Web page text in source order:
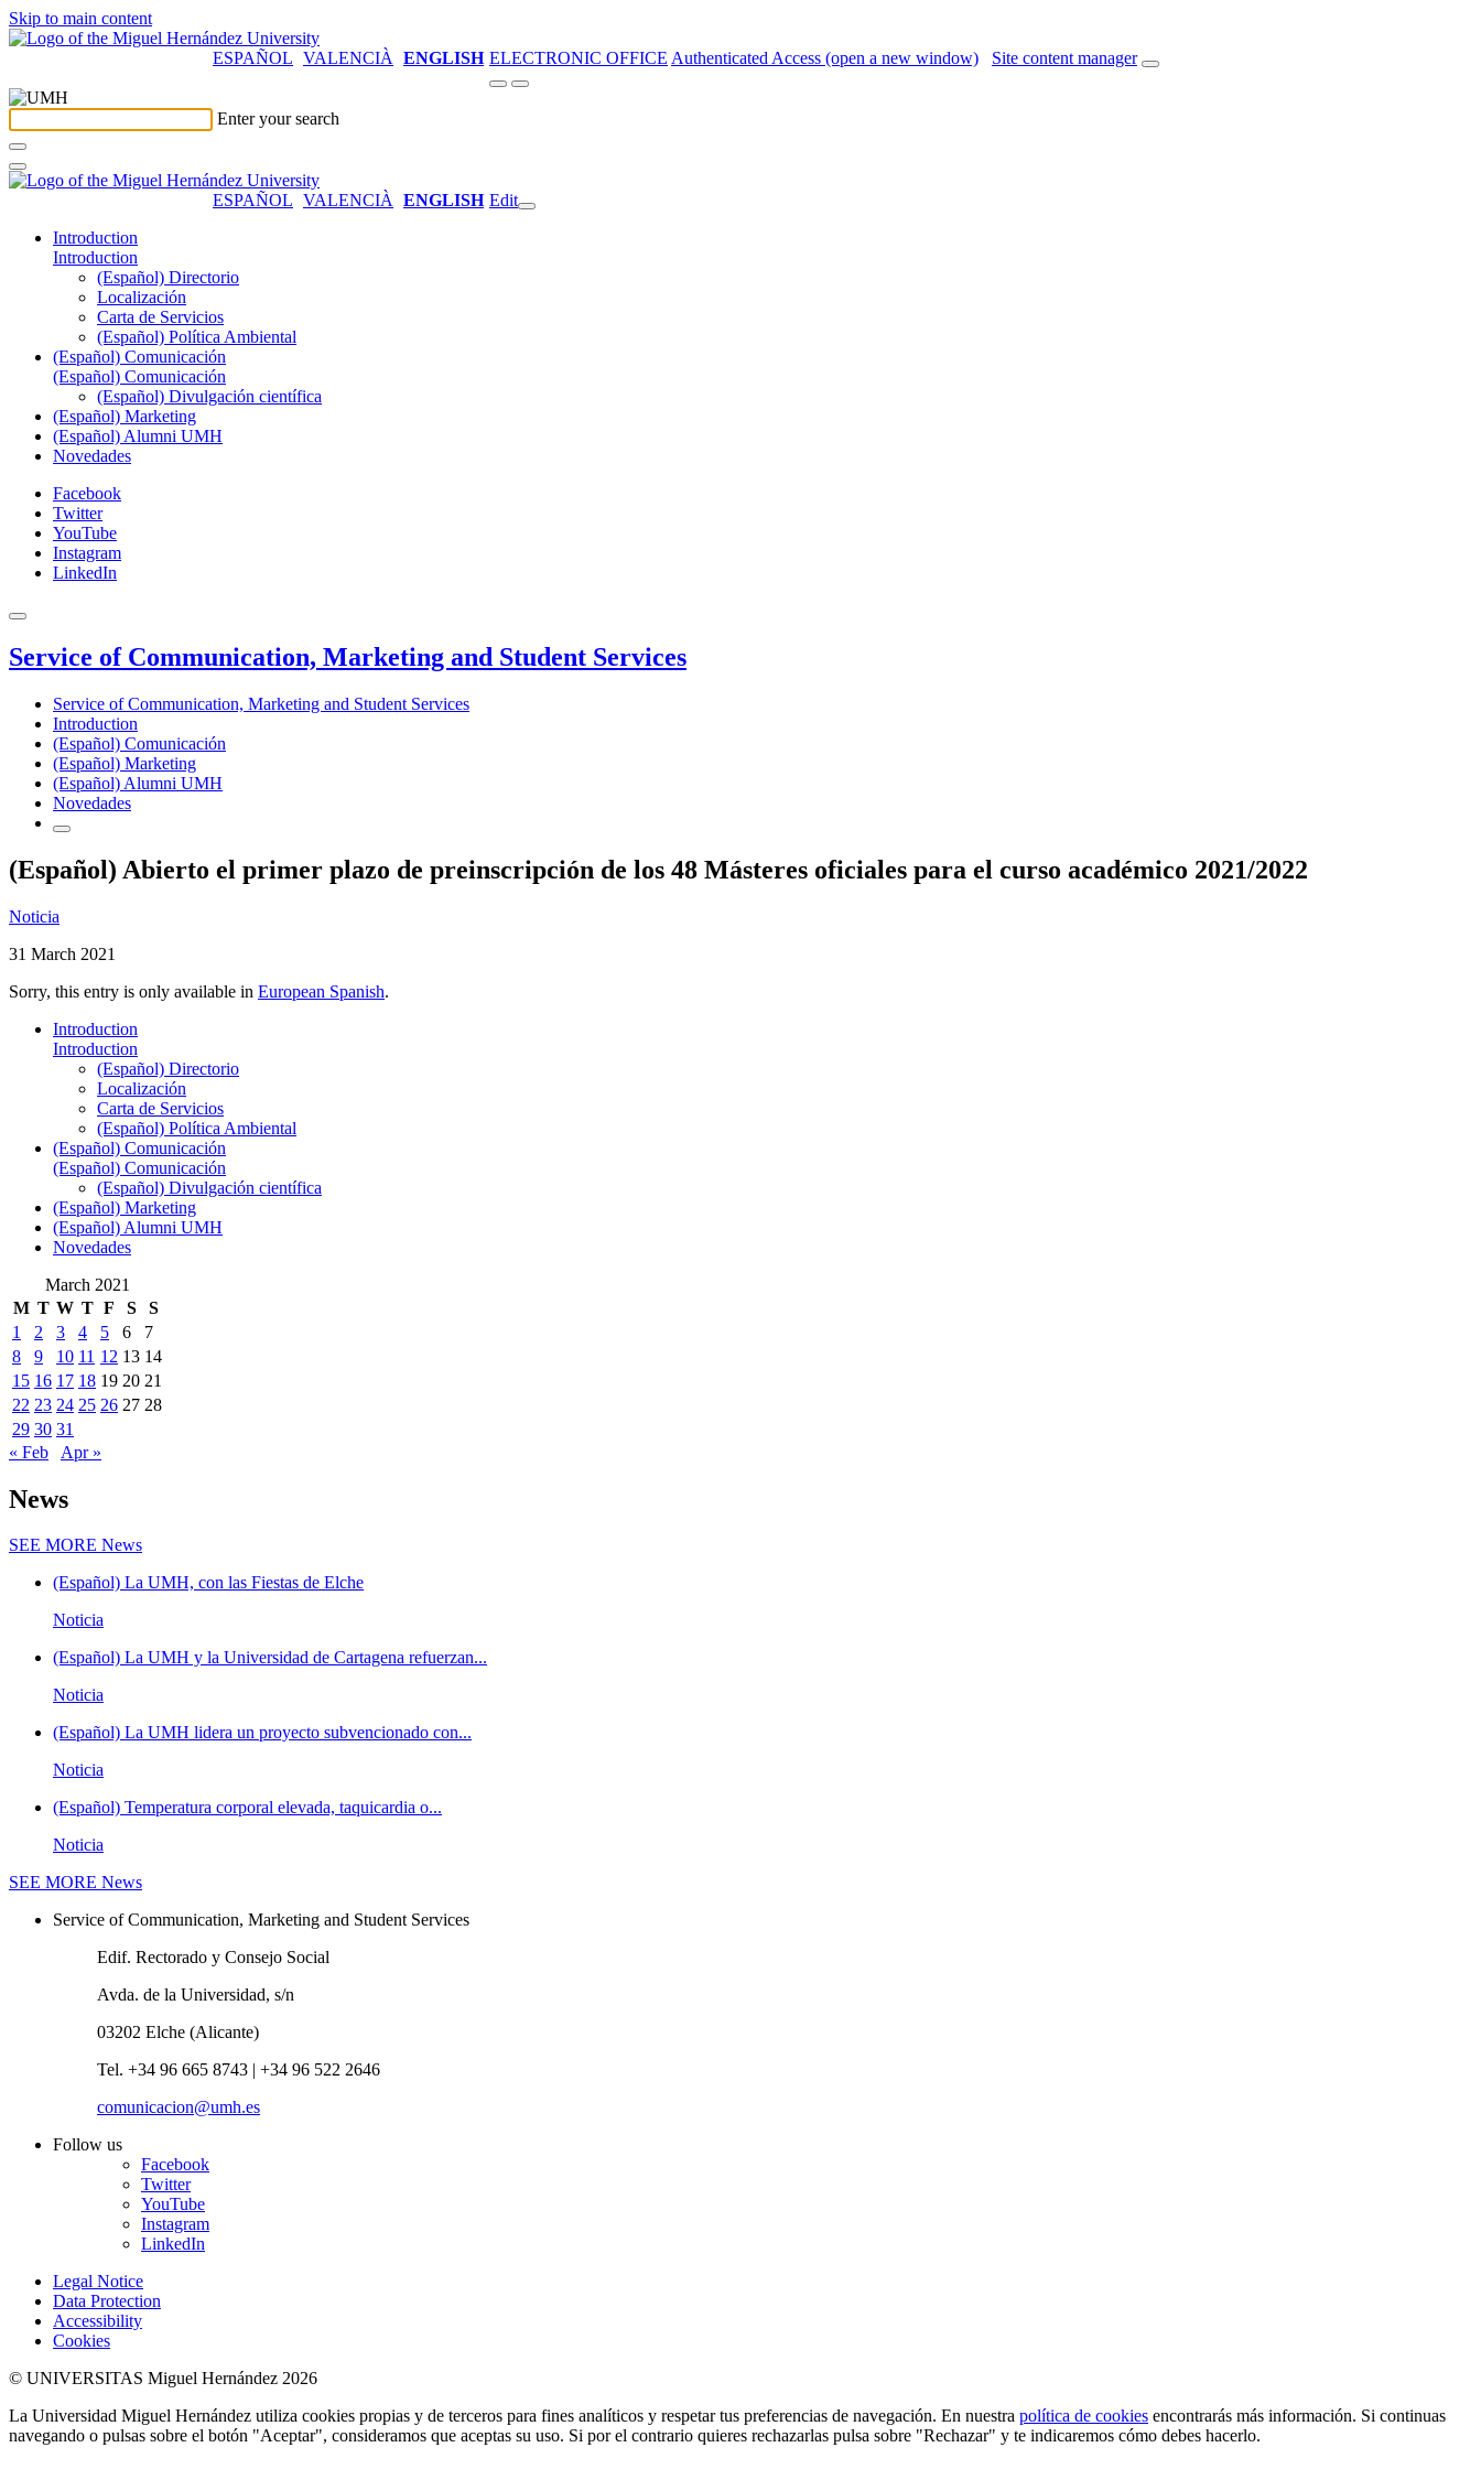
Skip to main content
ESPAÑOL VALENCIÀ ENGLISH ELECTRONIC OFFICE Authenticated Access (open a new window) Site content manager
Enter your search
ESPAÑOL VALENCIÀ ENGLISH Edit
Introduction
Introduction
(Español) Directorio
Localización
Carta de Servicios
(Español) Política Ambiental
(Español) Comunicación
(Español) Comunicación
(Español) Divulgación científica
(Español) Marketing
(Español) Alumni UMH
Novedades
Facebook
Twitter
YouTube
Instagram
LinkedIn
Service of Communication, Marketing and Student Services
Service of Communication, Marketing and Student Services
Introduction
(Español) Comunicación
(Español) Marketing
(Español) Alumni UMH
Novedades
(Español) Abierto el primer plazo de preinscripción de los 48 Másteres oficiales para el curso académico 2021/2022
Noticia
31 March 2021
Sorry, this entry is only available in European Spanish.
Introduction
Introduction
(Español) Directorio
Localización
Carta de Servicios
(Español) Política Ambiental
(Español) Comunicación
(Español) Comunicación
(Español) Divulgación científica
(Español) Marketing
(Español) Alumni UMH
Novedades
March 2021
M T W T F S
S
1
2 3 4 5 6
7
8
9 10 11 12 13 14
15 16 17 18 19 20 21
22 23 24 25 26 27 28
29 30 31
« Feb
Apr »
News
SEE MORE News
(Español) La UMH, con las Fiestas de Elche
Noticia
(Español) La UMH y la Universidad de Cartagena refuerzan...
Noticia
(Español) La UMH lidera un proyecto subvencionado con...
Noticia
(Español) Temperatura corporal elevada, taquicardia o...
Noticia
SEE MORE News
Service of Communication, Marketing and Student Services
Edif. Rectorado y Consejo Social
Avda. de la Universidad, s/n
03202 Elche (Alicante)
Tel. +34 96 665 8743 | +34 96 522 2646
comunicacion@umh.es
Follow us
Facebook
Twitter
YouTube
Instagram
LinkedIn
Legal Notice
Data Protection
Accessibility
Cookies
© UNIVERSITAS Miguel Hernández 2026
La Universidad Miguel Hernández utiliza cookies propias y de terceros para fines analíticos y respetar tus preferencias de navegación. En nuestra política de cookies encontrarás más información. Si continuas
navegando o pulsas sobre el botón "Aceptar", consideramos que aceptas su uso. Si por el contrario quieres rechazarlas pulsa sobre "Rechazar" y te indicaremos cómo debes hacerlo.